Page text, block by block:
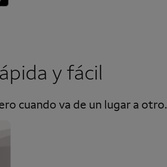
y fácil
cuando va de un lugar a otro.